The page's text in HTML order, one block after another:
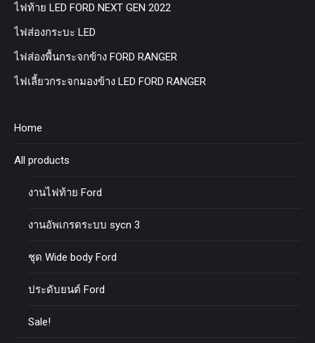
ไฟท้าย LED FORD NEXT GEN 2022
ไฟส่องกระบะ LED
ไฟส่องพื้นกระจกข้าง FORD RANGER
ไฟเลี้ยวกระจกมองข้าง LED FORD RANGER
Home
All products
งานไฟท้าย Ford
งานอัพเกรดระบบ sycn 3
ชุด Wide body Ford
ประดับยนต์ Ford
Sale!